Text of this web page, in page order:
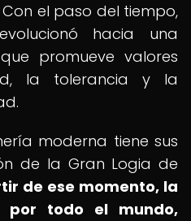
el paso del tiempo,
hacia una
promueve valores
la tolerancia y la
moderna tiene sus
de la Gran Logia de
de ese momento, la
por todo el mundo,